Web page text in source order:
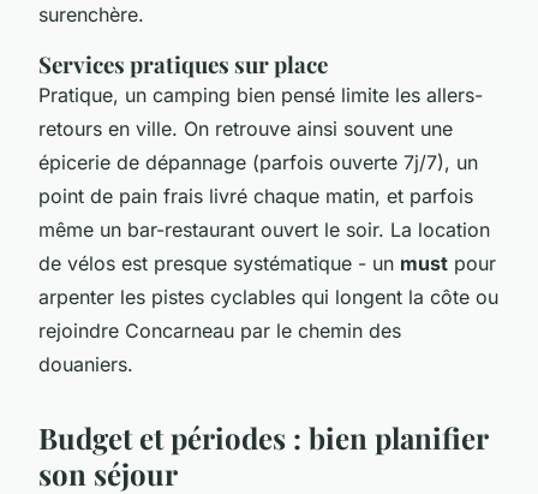
surenchère.
Services pratiques sur place
Pratique, un camping bien pensé limite les allers-
retours en ville. On retrouve ainsi souvent une
épicerie de dépannage (parfois ouverte 7j/7), un
point de pain frais livré chaque matin, et parfois
même un bar-restaurant ouvert le soir. La location
de vélos est presque systématique - un must pour
arpenter les pistes cyclables qui longent la côte ou
rejoindre Concarneau par le chemin des
douaniers.
Budget et périodes : bien planifier
son séjour